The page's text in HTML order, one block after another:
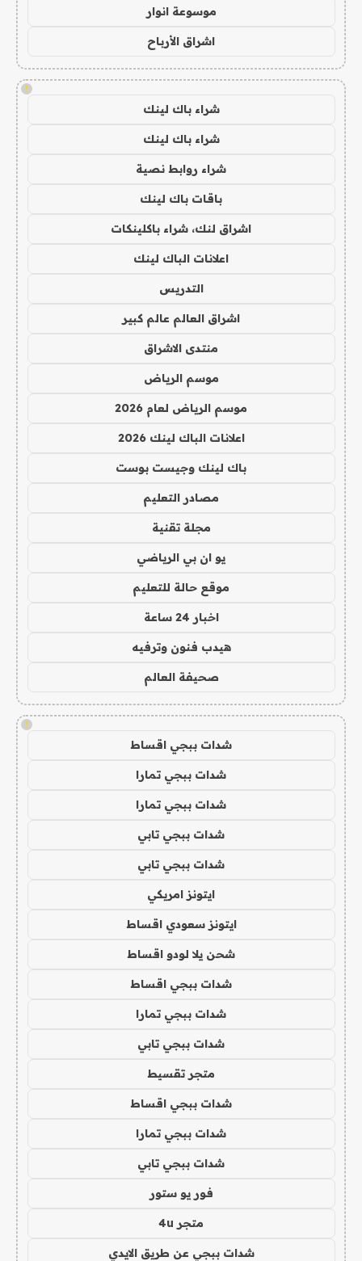
موسوعة انوار
اشراق الأرباح
!
شراء باك لينك
شراء باك لينك
شراء روابط نصية
باقات باك لينك
اشراق لنك، شراء باكلينكات
اعلانات الباك لينك
التدريس
اشراق العالم عالم كبير
منتدى الاشراق
موسم الرياض
موسم الرياض لعام 2026
اعلانات الباك لينك 2026
باك لينك وجيست بوست
مصادر التعليم
مجلة تقنية
يو ان بي الرياضي
موقع حالة للتعليم
اخبار 24 ساعة
هيدب فنون وترفيه
صحيفة العالم
!
شدات ببجي اقساط
شدات ببجي تمارا
شدات ببجي تمارا
شدات ببجي تابي
شدات ببجي تابي
ايتونز امريكي
ايتونز سعودي اقساط
شحن يلا لودو اقساط
شدات ببجي اقساط
شدات ببجي تمارا
شدات ببجي تابي
متجر تقسيط
شدات ببجي اقساط
شدات ببجي تمارا
شدات ببجي تابي
فور يو ستور
متجر 4u
شدات ببجي عن طريق الايدي